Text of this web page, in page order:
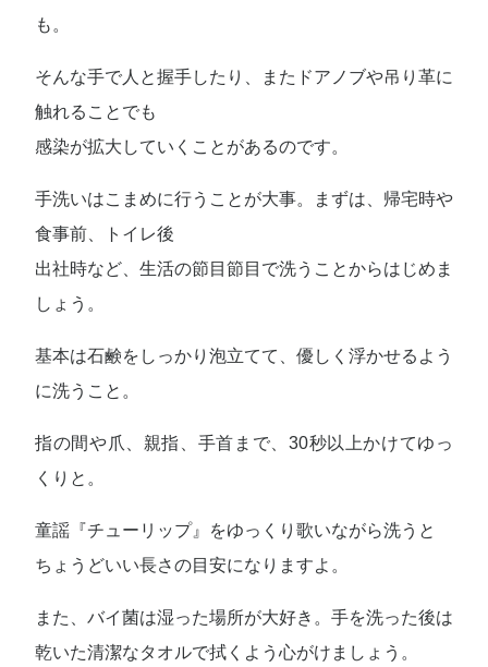
も。
そんな手で人と握手したり、またドアノブや吊り革に
触れることでも
感染が拡大していくことがあるのです。
手洗いはこまめに行うことが大事。まずは、帰宅時や
食事前、トイレ後
出社時など、生活の節目節目で洗うことからはじめま
しょう。
基本は石鹸をしっかり泡立てて、優しく浮かせるよう
に洗うこと。
指の間や爪、親指、手首まで、30秒以上かけてゆっ
くりと。
童謡『チューリップ』をゆっくり歌いながら洗うと
ちょうどいい長さの目安になりますよ。
また、バイ菌は湿った場所が大好き。手を洗った後は
乾いた清潔なタオルで拭くよう心がけましょう。